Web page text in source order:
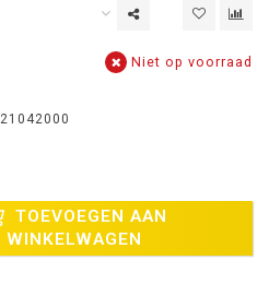
Niet op voorraad
21042000
TOEVOEGEN AAN
WINKELWAGEN